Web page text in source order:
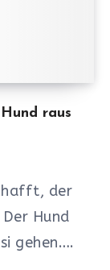
raus
der
Hund
gehen….